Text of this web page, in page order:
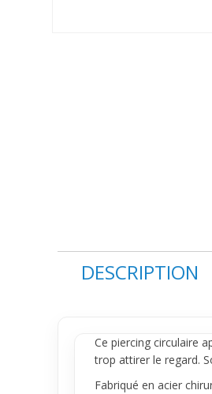
DESCRIPTION
Ce piercingcirculaire
trop attirer le regard.
Fabriqué en acier